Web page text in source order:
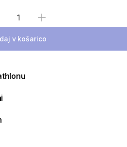
Izberite količino
v košarico